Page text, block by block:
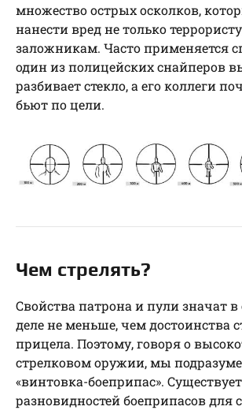
множество острых осколков,
нанести вред не только
заложникам. Часто применяется
один из полицейских снайперов
разбивает стекло, а его коллеги
бьют по цели.
Чем стрелять?
Свойства патрона и пули значат
деле не меньше, чем достоинства
прицела. Поэтому, говоря о
стрелковом оружии, мы
«винтовка-боеприпас».
разновидностей боеприпасов для